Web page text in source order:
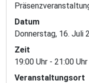
Datum
Donnerstag, 16. Juli
Zeit
19:00 Uhr - 21:00 Uhr
Veranstaltungsort